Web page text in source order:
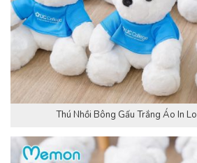
Thú Nhồi Bông Gấu Trắng Áo In